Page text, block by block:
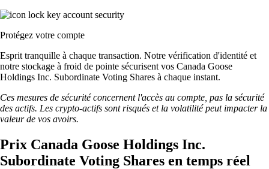
Protégez votre compte
Esprit tranquille à chaque transaction. Notre vérification d'identité et
notre stockage à froid de pointe sécurisent vos Canada Goose
Holdings Inc. Subordinate Voting Shares à chaque instant.
Ces mesures de sécurité concernent l'accès au compte, pas la sécurité
des actifs. Les crypto-actifs sont risqués et la volatilité peut impacter la
valeur de vos avoirs.
Prix Canada Goose Holdings Inc.
Subordinate Voting Shares en temps réel